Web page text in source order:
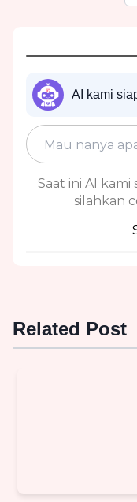
AI kami
Saat ini AI
silahkan
Related Post